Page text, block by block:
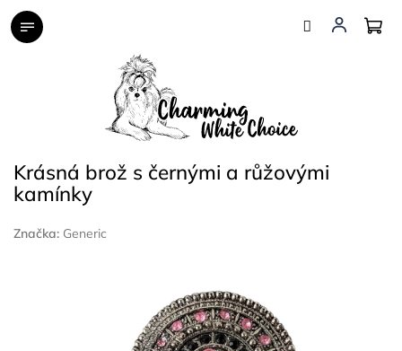
Přejít
na
Krásná brož s černými a růžovými
kamínky
Značka: Generic